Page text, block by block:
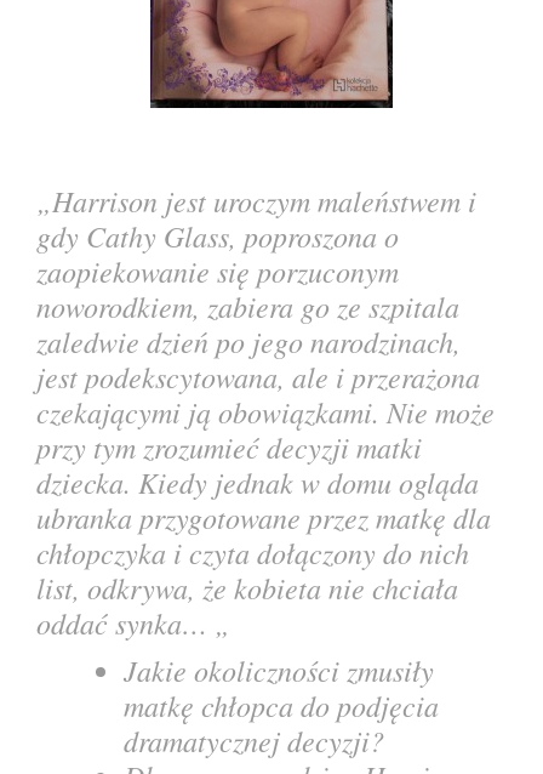
„Harrison jest uroczym maleństwem i
gdy Cathy Glass, poproszona o
zaopiekowanie się porzuconym
noworodkiem, zabiera go ze szpitala
zaledwie dzień po jego narodzinach,
jest podekscytowana, ale i przerażona
czekającymi ją obowiązkami. Nie może
przy tym zrozumieć decyzji matki
dziecka. Kiedy jednak w domu ogląda
ubranka przygotowane przez matkę dla
chłopczyka i czyta dołączony do nich
list, odkrywa, że kobieta nie chciała
oddać synka… „
Jakie okoliczności zmusiły
matkę chłopca do podjęcia
dramatycznej decyzji?